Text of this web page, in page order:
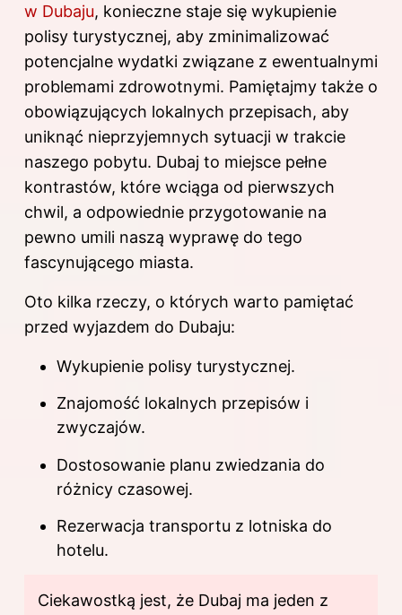
w Dubaju, konieczne staje się wykupienie
polisy turystycznej, aby zminimalizować
potencjalne wydatki związane z ewentualnymi
problemami zdrowotnymi. Pamiętajmy także o
obowiązujących lokalnych przepisach, aby
uniknąć nieprzyjemnych sytuacji w trakcie
naszego pobytu. Dubaj to miejsce pełne
kontrastów, które wciąga od pierwszych
chwil, a odpowiednie przygotowanie na
pewno umili naszą wyprawę do tego
fascynującego miasta.
Oto kilka rzeczy, o których warto pamiętać
przed wyjazdem do Dubaju:
Wykupienie polisy turystycznej.
Znajomość lokalnych przepisów i
zwyczajów.
Dostosowanie planu zwiedzania do
różnicy czasowej.
Rezerwacja transportu z lotniska do
hotelu.
Ciekawostką jest, że Dubaj ma jeden z